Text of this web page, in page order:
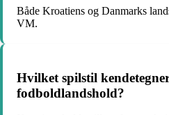
Både Kroatiens og Danmarks
VM.
Hvilket spilstil
fodboldlandshold?